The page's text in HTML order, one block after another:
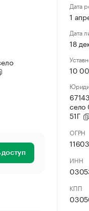
доступ
Дата
1
Дата
18
10
село
51Г
ОГРН
ИНН
КПП